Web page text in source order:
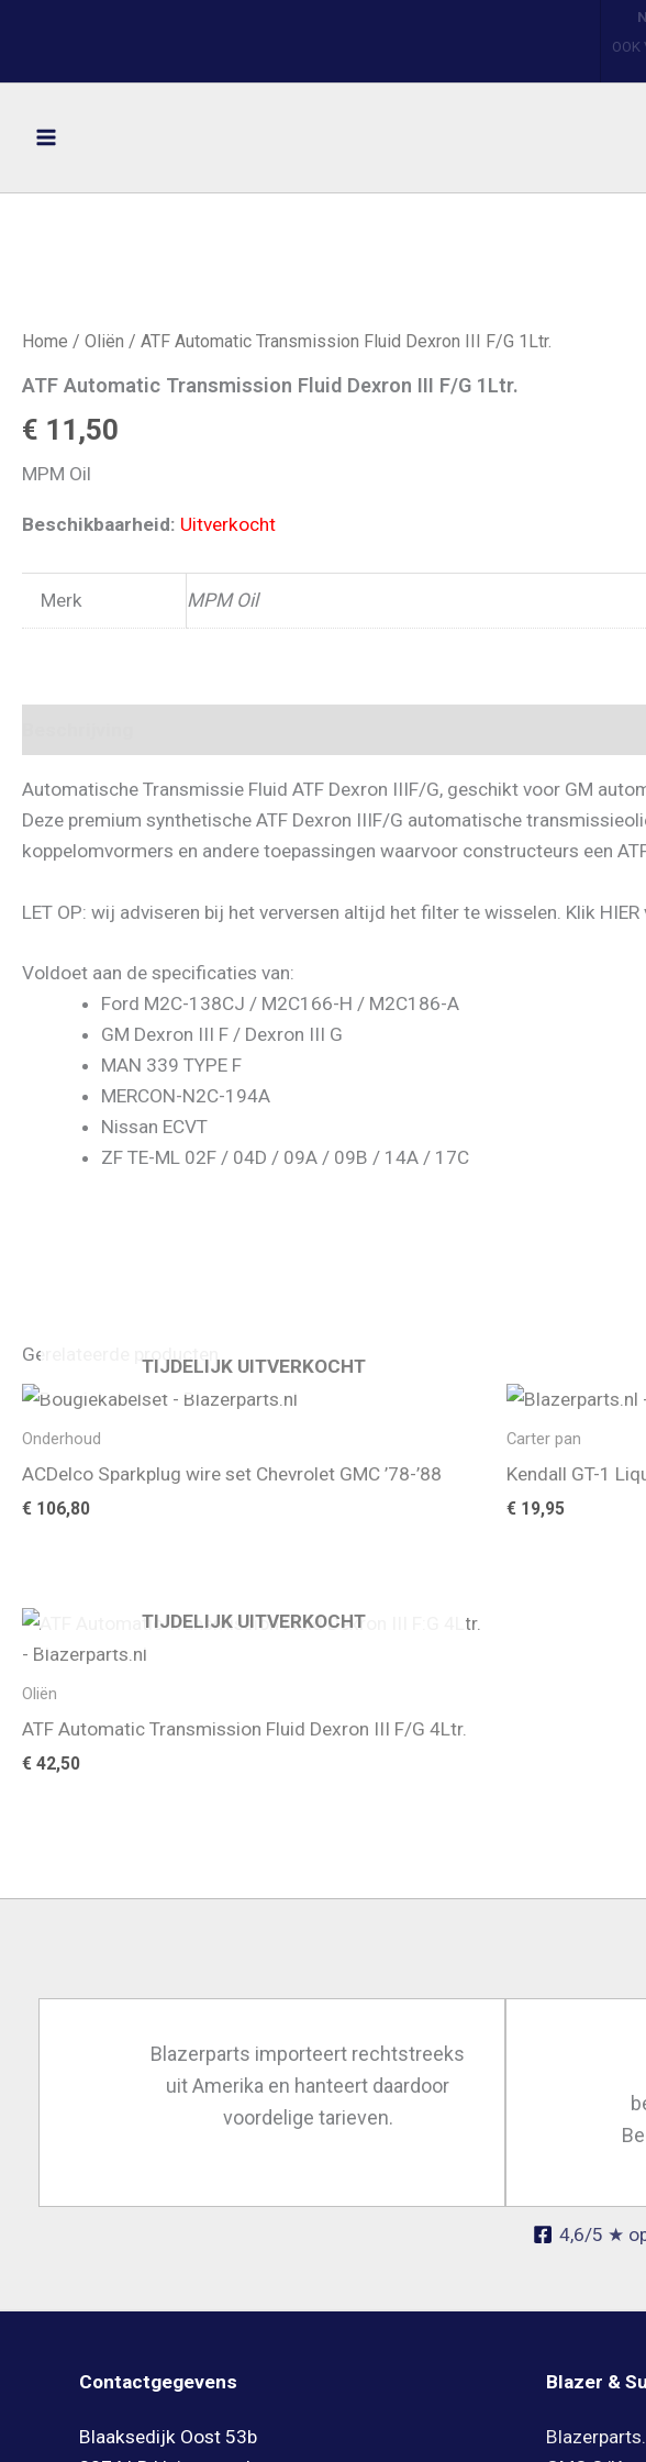
Home / Oliën / ATF Automatic Transmission Fluid Dexron III F/G 1Ltr.
ATF Automatic Transmission Fluid Dexron III F/G 1Ltr.
€ 11,50
MPM Oil
Beschikbaarheid: Uitverkocht
Merk MPM Oil
Automatische Transmissie Fluid ATF Dexron IIIF/G, geschikt voor GM
Deze premium synthetische ATF Dexron IIIF/G automatische
koppelomvormers en andere toepassingen waarvoor constructeurs een
LET OP: wij adviseren bij het verversen altijd het filter te wisselen. Klik
Voldoet aan de specificaties van:
Ford M2C-138CJ / M2C166-H / M2C186-A
GM Dexron III F / Dexron III G
MAN 339 TYPE F
MERCON-N2C-194A
Nissan ECVT
ZF TE-ML 02F / 04D / 09A / 09B / 14A / 17C
Gerelateerde producten
TIJDELIJK UITVERKOCHT
Onderhoud
ACDelco Sparkplug wire set Chevrolet GMC ’78-’88
€ 106,80
Carter pan
Kendall GT-1
€ 19,95
TIJDELIJK UITVERKOCHT
Oliën
ATF Automatic Transmission Fluid Dexron III F/G 4Ltr.
€ 42,50
Blazerparts importeert rechtstreeks
uit Amerika en hanteert daardoor
voordelige tarieven.
4,6/5 ★
Contactgegevens
Blaaksedijk Oost 53b
Blazer &